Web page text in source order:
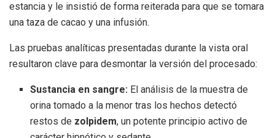
estancia y le insistió de forma reiterada para que se tomara
una taza de cacao y una infusión.
Las pruebas analíticas presentadas durante la vista oral
resultaron clave para desmontar la versión del procesado:
Sustancia en sangre: El análisis de la muestra de
orina tomado a la menor tras los hechos detectó
restos de zolpidem, un potente principio activo de